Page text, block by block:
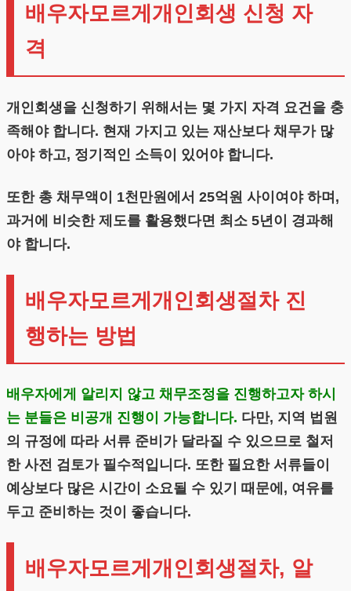
배우자모르게개인회생 신청 자
격
개인회생을 신청하기 위해서는 몇 가지 자격 요건을 충
족해야 합니다. 현재 가지고 있는 재산보다 채무가 많
아야 하고, 정기적인 소득이 있어야 합니다.
또한 총 채무액이 1천만원에서 25억원 사이여야 하며,
과거에 비슷한 제도를 활용했다면 최소 5년이 경과해
야 합니다.
배우자모르게개인회생절차 진
행하는 방법
배우자에게 알리지 않고 채무조정을 진행하고자 하시
는 분들은 비공개 진행이 가능합니다. 다만, 지역 법원
의 규정에 따라 서류 준비가 달라질 수 있으므로 철저
한 사전 검토가 필수적입니다. 또한 필요한 서류들이
예상보다 많은 시간이 소요될 수 있기 때문에, 여유를
두고 준비하는 것이 좋습니다.
배우자모르게개인회생절차, 알